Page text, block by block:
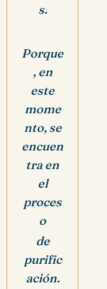
s.
Porque
, en
este
mome
nto, se
encuen
tra en
el
proces
o
de
purific
ación.